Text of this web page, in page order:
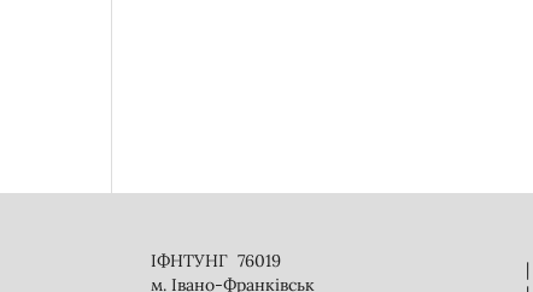
ІФНТУНГ 76019
м. Івано-Франківськ
|